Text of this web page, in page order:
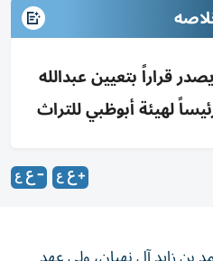
قراراً بتعيين عبدالله
لهيئة أبوظبي للتراث
زايد آل نهيان، ولي عهد